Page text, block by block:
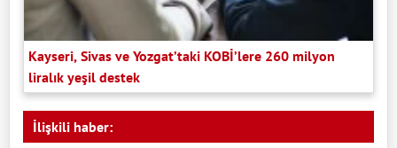
Kayseri, Sivas ve Yozgat’taki KOBİ’lere 260 milyon
liralık yeşil destek
İlişkili haber: